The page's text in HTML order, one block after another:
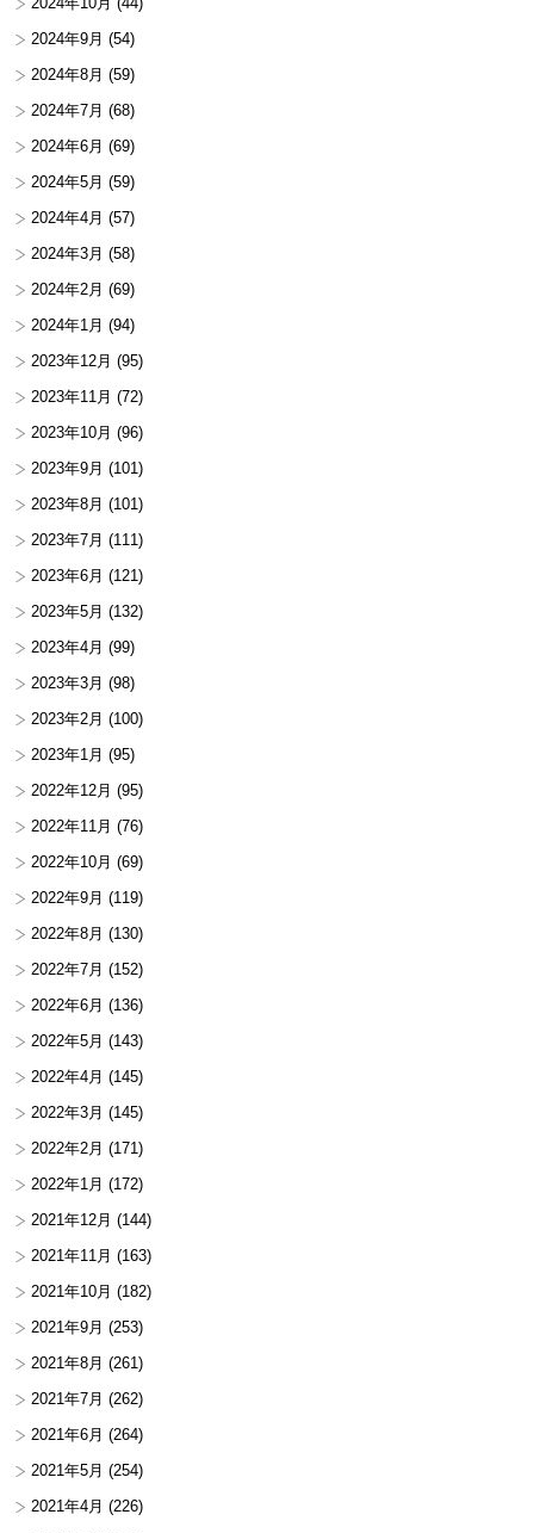
2024年9月 (54)
2024年8月 (59)
2024年7月 (68)
2024年6月 (69)
2024年5月 (59)
2024年4月 (57)
2024年3月 (58)
2024年2月 (69)
2024年1月 (94)
2023年12月 (95)
2023年11月 (72)
2023年10月 (96)
2023年9月 (101)
2023年8月 (101)
2023年7月 (111)
2023年6月 (121)
2023年5月 (132)
2023年4月 (99)
2023年3月 (98)
2023年2月 (100)
2023年1月 (95)
2022年12月 (95)
2022年11月 (76)
2022年10月 (69)
2022年9月 (119)
2022年8月 (130)
2022年7月 (152)
2022年6月 (136)
2022年5月 (143)
2022年4月 (145)
2022年3月 (145)
2022年2月 (171)
2022年1月 (172)
2021年12月 (144)
2021年11月 (163)
2021年10月 (182)
2021年9月 (253)
2021年8月 (261)
2021年7月 (262)
2021年6月 (264)
2021年5月 (254)
2021年4月 (226)